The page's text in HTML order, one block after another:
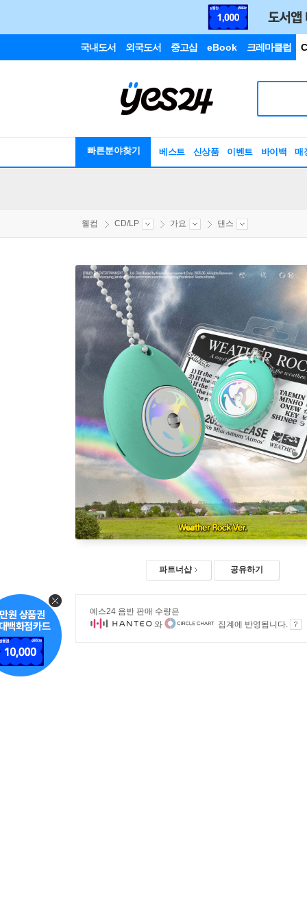
국내도서 외국도서 중고샵 eBook 크레마클럽
빠른분야찾기 베스트 신상품 이벤트 바이백 매
웰컴 CD/LP 가요 댄스
파트너샵 공유하기
예스24 음반 판매 수량은
와
집계에 반영됩니다.